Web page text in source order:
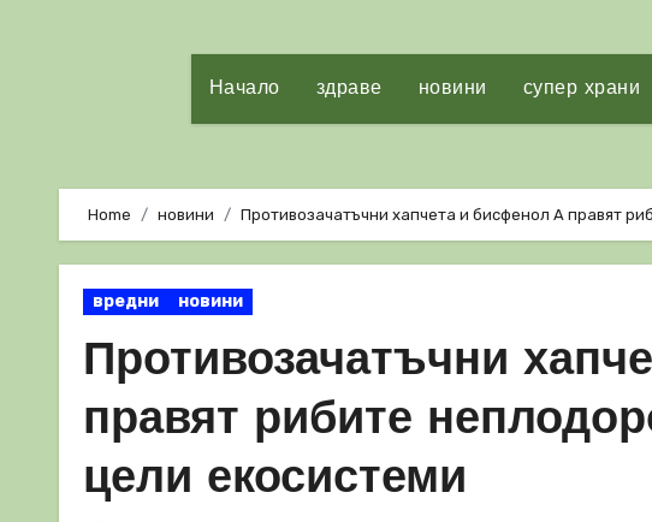
Начало здраве новини супер храни
Home новини Противозачатъчни хапчета и бисфенол A правят
вредни новини
Противозачатъчни
правят рибите
цели екосистеми